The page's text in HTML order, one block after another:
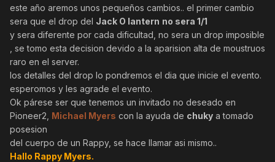
este año aremos unos pequeños cambios.. el primer cambio
sera que el drop del Jack O lantern no sera 1/1
y sera diferente por cada dificultad, no sera un drop imposible
, se tomo esta decision devido a la aparision alta de moustruos
raro en el server.
los detalles del drop lo pondremos el dia que inicie el evento.
esperomos y les agrade el evento.
Ok párese ser que tenemos un invitado no deseado en
Pioneer2, Michael Myers con la ayuda de chuky a tomado
posesion
del cuerpo de un Rappy, se hace llamar asi mismo..
Hallo Rappy Myers.